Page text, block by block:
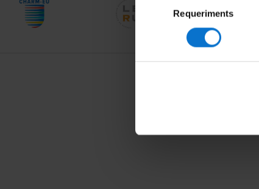
consentiment
Requeriments